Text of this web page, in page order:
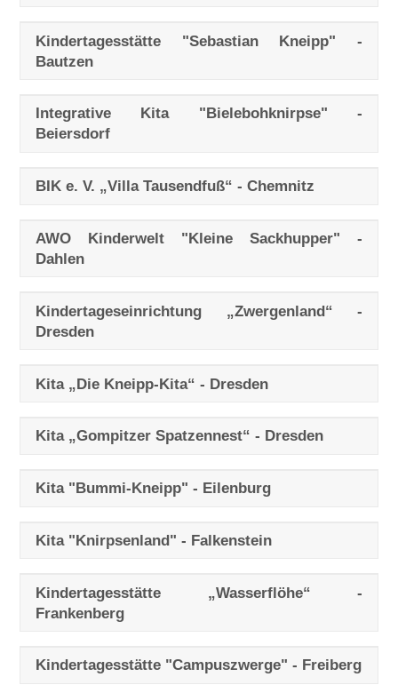
Kindertagesstätte "Sebastian Kneipp" -
Bautzen
Integrative Kita "Bielebohknirpse" -
Beiersdorf
BIK e. V. „Villa Tausendfuß“ - Chemnitz
AWO Kinderwelt "Kleine Sackhupper" -
Dahlen
Kindertageseinrichtung „Zwergenland“ -
Dresden
Kita „Die Kneipp-Kita“ - Dresden
Kita „Gompitzer Spatzennest“ - Dresden
Kita "Bummi-Kneipp" - Eilenburg
Kita "Knirpsenland" - Falkenstein
Kindertagesstätte „Wasserflöhe“ -
Frankenberg
Kindertagesstätte "Campuszwerge" - Freiberg